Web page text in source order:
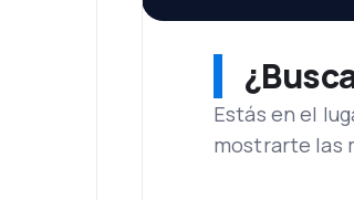
Estás en el
mostrarte las